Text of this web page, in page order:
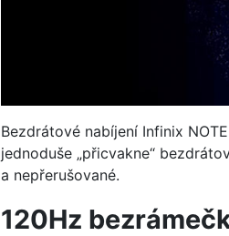
Bezdrátové nabíjení Infinix
jednoduše „přicvakne“
a nepřerušované.
120Hz